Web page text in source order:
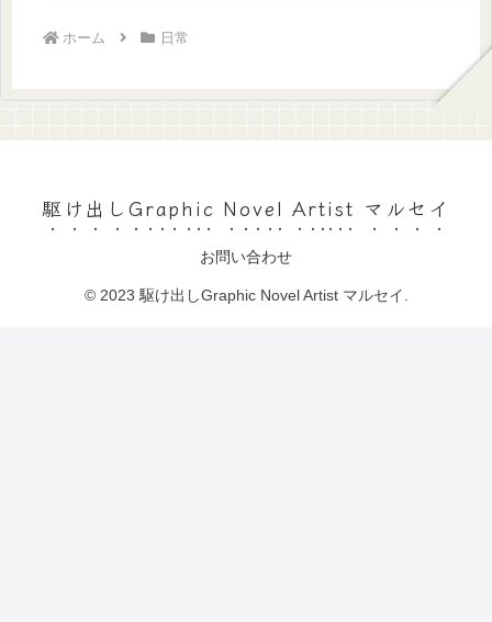
ホーム 日常
駆け出しGraphic Novel Artist マルセイ
お問い合わせ
© 2023 駆け出しGraphic Novel Artist マルセイ.